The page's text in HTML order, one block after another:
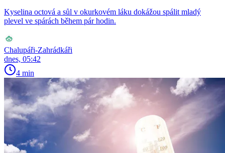
Kyselina octová a sůl v okurkovém láku dokážou spálit mladý
plevel ve spárách během pár hodin.
Chalupáři-Zahrádkáři
dnes, 05:42
4 min